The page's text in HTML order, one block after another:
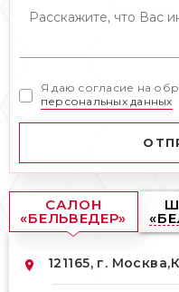
Я даю согласие на
персональных данных
САЛОН
«БЕЛЬВЕДЕР»
121165, г. Москва,